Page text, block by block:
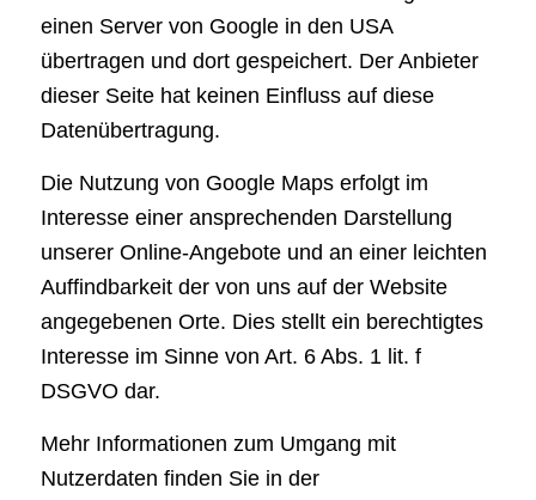
einen Server von Google in den USA
übertragen und dort gespeichert. Der Anbieter
dieser Seite hat keinen Einfluss auf diese
Datenübertragung.
Die Nutzung von Google Maps erfolgt im
Interesse einer ansprechenden Darstellung
unserer Online-Angebote und an einer leichten
Auffindbarkeit der von uns auf der Website
angegebenen Orte. Dies stellt ein berechtigtes
Interesse im Sinne von Art. 6 Abs. 1 lit. f
DSGVO dar.
Mehr Informationen zum Umgang mit
Nutzerdaten finden Sie in der